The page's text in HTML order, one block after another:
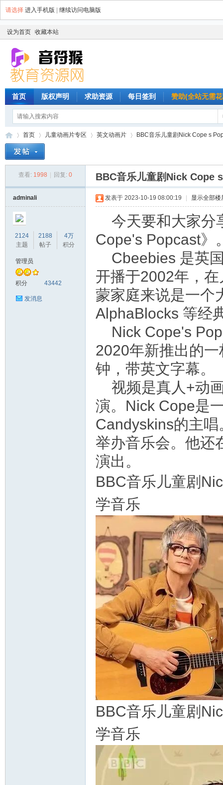
请选择 进入手机版 继续访问电脑版
设为首页 收藏本站
首页 版权声明 求助资源 每日签到 赞助(全站无需
首页
›
儿童动画片专区 英文动画片
›
BBC音乐儿童剧Nick Cope s
查看: 1998 回复: 0 BBC音乐儿童剧Nick Cope
adminali
2124
主题
2188
帖子
4万
积分
管理员
积分 43442
发消息
发表于 2023-10-19 08:00:19 显示全部楼
今天要和大家分
Cope's Popcast》
Cbeebies 是英
开播于2002年，
蒙家庭来说是一个
AlphaBlocks 等经
Nick Cope's
2020年新推出的
钟，带英文字幕。
视频是真人+动
演。Nick Cope是
Candyskins的主
举办音乐会。他还
演出。
BBC音乐儿童剧
学音乐
BBC音乐儿童剧
学音乐